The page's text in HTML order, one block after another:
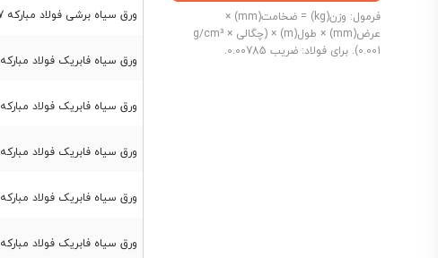
10
12
فرمول: وزن(kg) = ضخامت(mm) ×
عرض(mm) × طول(m) × (چگالی g/cm³ ×
0.001). برای فولاد: ضریب 0.00785.
ورق سیاه برشی فولاد مبارکه st37 ضخامت 2.5 عرض 1250
ورق سیاه فابریک فولاد مبارکه st37 ضخامت 4 عرض 1500*6000
ورق سیاه فابریک فولاد مبارکه st37 ضخامت 5 عرض 1500*6000
ورق سیاه فابریک فولاد مبارکه st37 ضخامت 6 عرض 1500*6000
ورق سیاه فابریک فولاد مبارکه st37 ضخامت 8 عرض 1500*6000
ورق سیاه فابریک فولاد مبارکه st37 ضخامت 10 عرض 1500*6